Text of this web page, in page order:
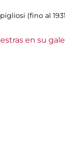
(fino al
en su